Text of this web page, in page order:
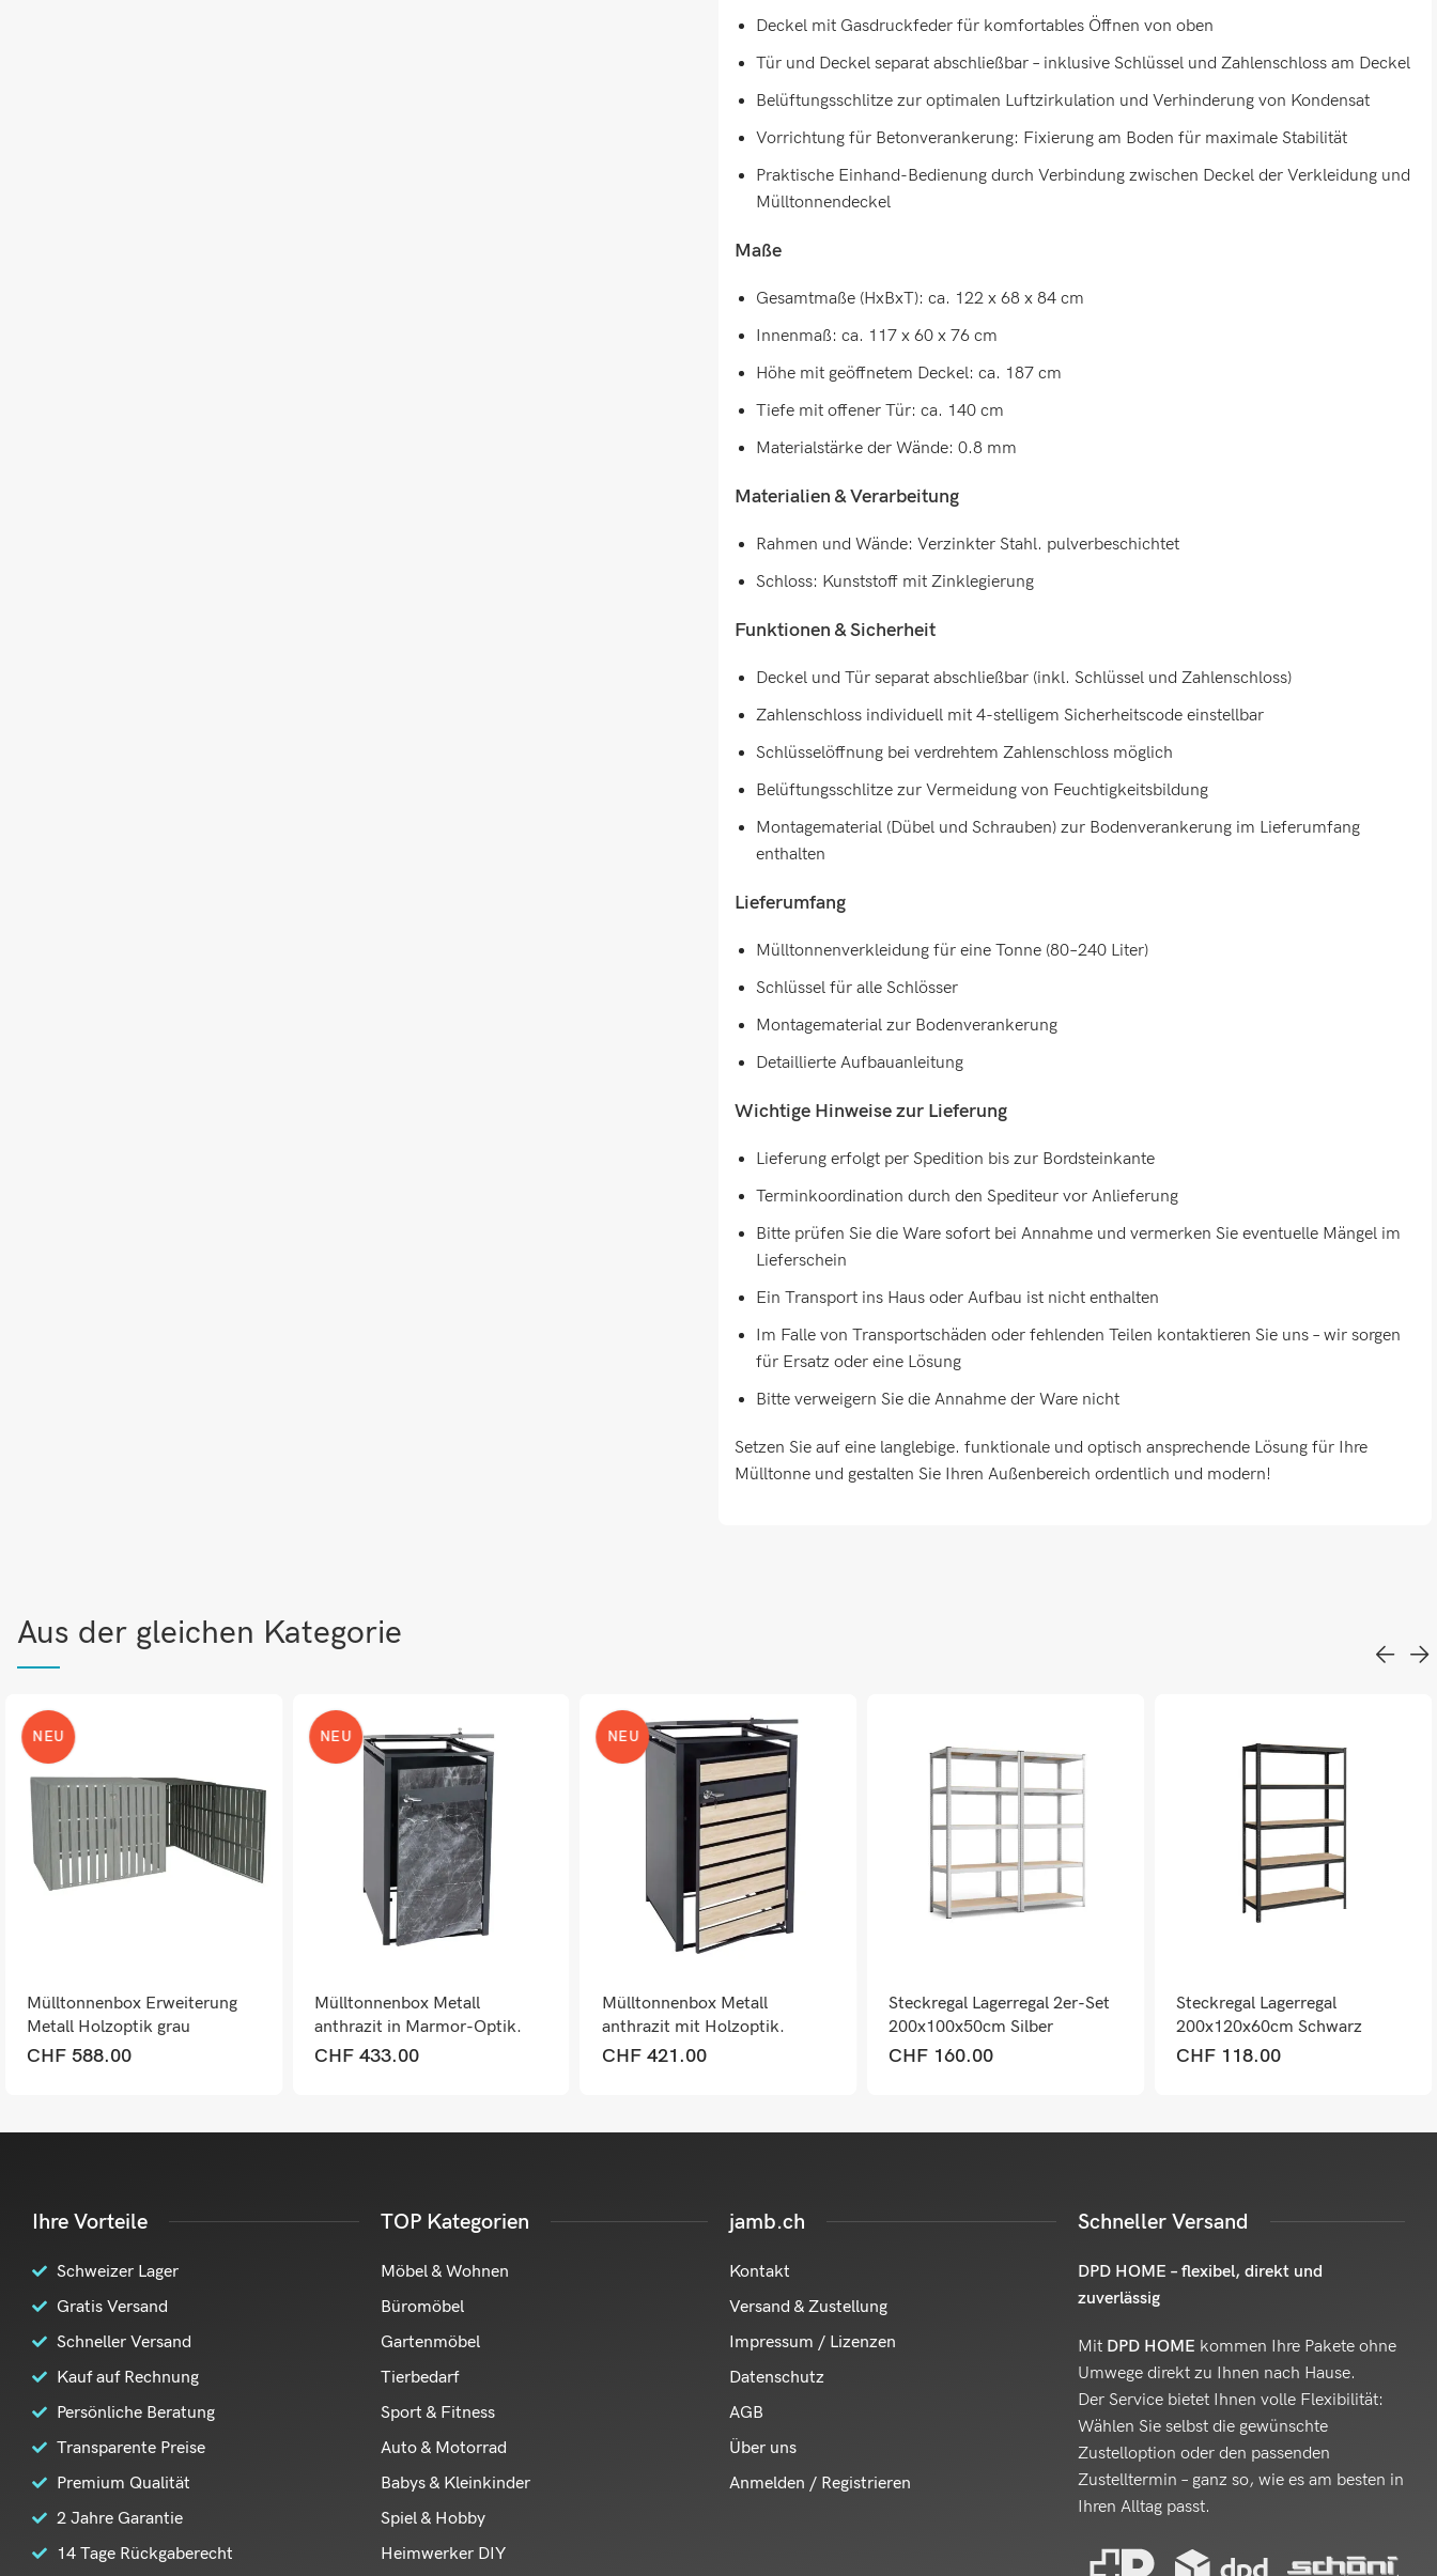
Deckel mit Gasdruckfeder für komfortables Öffnen von oben
Tür und Deckel separat abschließbar – inklusive Schlüssel und Zahlenschloss am Deckel
Belüftungsschlitze zur optimalen Luftzirkulation und Verhinderung von Kondensat
Vorrichtung für Betonverankerung: Fixierung am Boden für maximale Stabilität
Praktische Einhand-Bedienung durch Verbindung zwischen Deckel der Verkleidung und
Mülltonnendeckel
Maße
Gesamtmaße (HxBxT): ca. 122 x 68 x 84 cm
Innenmaß: ca. 117 x 60 x 76 cm
Höhe mit geöffnetem Deckel: ca. 187 cm
Tiefe mit offener Tür: ca. 140 cm
Materialstärke der Wände: 0.8 mm
Materialien & Verarbeitung
Rahmen und Wände: Verzinkter Stahl. pulverbeschichtet
Schloss: Kunststoff mit Zinklegierung
Funktionen & Sicherheit
Deckel und Tür separat abschließbar (inkl. Schlüssel und Zahlenschloss)
Zahlenschloss individuell mit 4-stelligem Sicherheitscode einstellbar
Schlüsselöffnung bei verdrehtem Zahlenschloss möglich
Belüftungsschlitze zur Vermeidung von Feuchtigkeitsbildung
Montagematerial (Dübel und Schrauben) zur Bodenverankerung im Lieferumfang
enthalten
Lieferumfang
Mülltonnenverkleidung für eine Tonne (80–240 Liter)
Schlüssel für alle Schlösser
Montagematerial zur Bodenverankerung
Detaillierte Aufbauanleitung
Wichtige Hinweise zur Lieferung
Lieferung erfolgt per Spedition bis zur Bordsteinkante
Terminkoordination durch den Spediteur vor Anlieferung
Bitte prüfen Sie die Ware sofort bei Annahme und vermerken Sie eventuelle Mängel im
Lieferschein
Ein Transport ins Haus oder Aufbau ist nicht enthalten
Im Falle von Transportschäden oder fehlenden Teilen kontaktieren Sie uns – wir sorgen
für Ersatz oder eine Lösung
Bitte verweigern Sie die Annahme der Ware nicht
Setzen Sie auf eine langlebige. funktionale und optisch ansprechende Lösung für Ihre
Mülltonne und gestalten Sie Ihren Außenbereich ordentlich und modern!
Aus der gleichen Kategorie
NEU
Mülltonnenbox Erweiterung
Metall Holzoptik grau
wetterfest
CHF588.00
NEU
Mülltonnenbox Metall
anthrazit in Marmor-Optik.
erweiterbar
CHF433.00
NEU
Mülltonnenbox Metall
anthrazit mit Holzoptik.
erweiterbar
CHF421.00
Steckregal Lagerregal 2er-Set
200x100x50cm Silber
CHF 160.00
Steckregal Lagerregal
200x120x60cm Schwarz
CHF 118.00
Ihre Vorteile
Schweizer Lager
Gratis Versand
Schneller Versand
Kauf auf Rechnung
Persönliche Beratung
Transparente Preise
Premium Qualität
2 Jahre Garantie
14 Tage Rückgaberecht
TOP Kategorien
Möbel & Wohnen
Büromöbel
Gartenmöbel
Tierbedarf
Sport & Fitness
Auto & Motorrad
Babys & Kleinkinder
Spiel & Hobby
Heimwerker DIY
jamb.ch
Kontakt
Versand & Zustellung
Impressum / Lizenzen
Datenschutz
AGB
Über uns
Anmelden / Registrieren
Schneller Versand
DPD HOME – flexibel, direkt und
zuverlässig
Mit DPD HOME kommen Ihre Pakete ohne
Umwege direkt zu Ihnen nach Hause.
Der Service bietet Ihnen volle Flexibilität:
Wählen Sie selbst die gewünschte
Zustelloption oder den passenden
Zustelltermin – ganz so, wie es am besten in
Ihren Alltag passt.